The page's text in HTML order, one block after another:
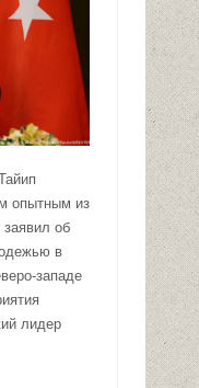
опытным из
об
в
западе
лидер